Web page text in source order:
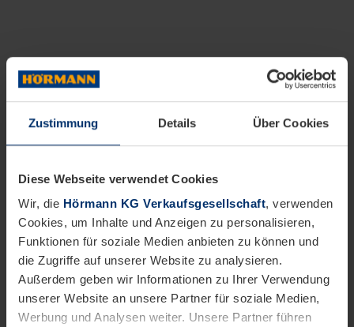
Zustimmung Details Über Cookies
Diese Webseite verwendet Cookies
Wir, die Hörmann KG Verkaufsgesellschaft, verwenden
Cookies, um Inhalte und Anzeigen zu personalisieren,
Funktionen für soziale Medien anbieten zu können und
die Zugriffe auf unserer Website zu analysieren.
Außerdem geben wir Informationen zu Ihrer Verwendung
unserer Website an unsere Partner für soziale Medien,
Werbung und Analysen weiter. Unsere Partner führen